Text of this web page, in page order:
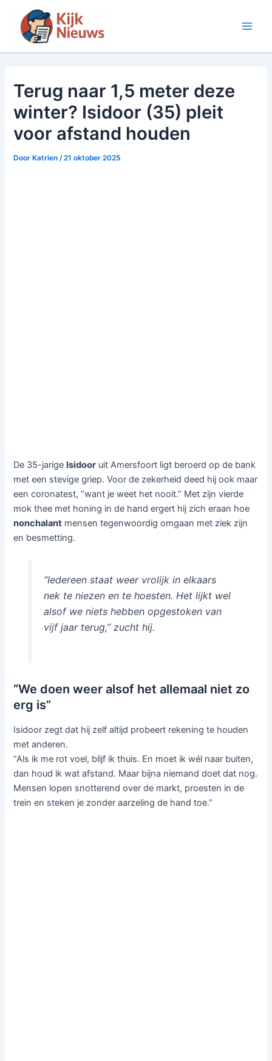
inhoud
Terug naar 1,5 meter deze
winter? Isidoor (35) pleit
voor afstand houden
Door Katrien/21 oktober 2025
De 35-jarige Isidoor uit Amersfoort ligt beroerd op de bank
met een stevige griep. Voor de zekerheid deed hij ook maar
een coronatest, “want je weet het nooit.” Met zijn vierde
mok thee met honing in de hand ergert hij zich eraan hoe
nonchalant mensen tegenwoordig omgaan met ziek zijn
en besmetting.
“Iedereen staat weer vrolijk in elkaars
nek te niezen en te hoesten. Het lijkt wel
alsof we niets hebben opgestoken van
vijf jaar terug,” zucht hij.
“We doen weer alsof het allemaal niet zo
erg is”
Isidoor zegt dat hij zelf altijd probeert rekening te houden
met anderen.
“Als ik me rot voel, blijf ik thuis. En moet ik wél naar buiten,
dan houd ik wat afstand. Maar bijna niemand doet dat nog.
Mensen lopen snotterend over de markt, proesten in de
trein en steken je zonder aarzeling de hand toe.”